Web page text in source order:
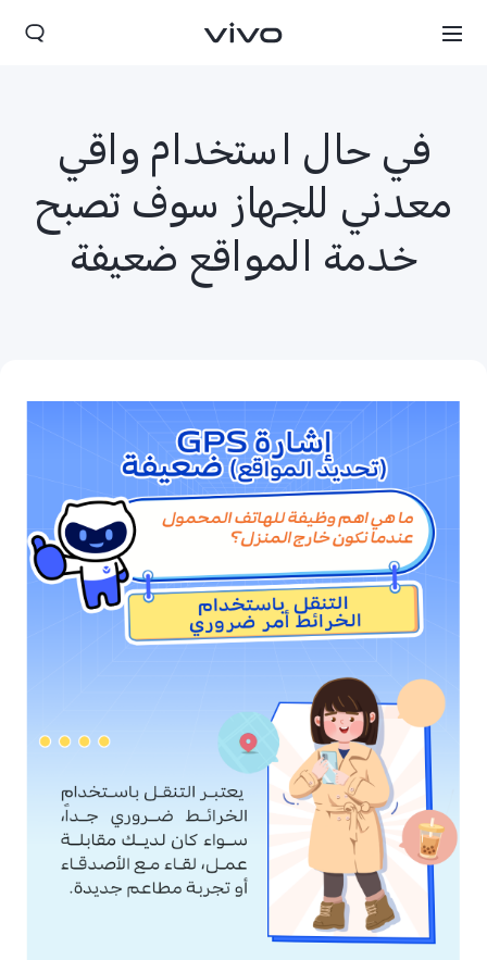
Egypt | حدد البلد/المنطقة
في حال استخدام واقي
معدني للجهاز سوف تصبح
خدمة المواقع ضعيفة